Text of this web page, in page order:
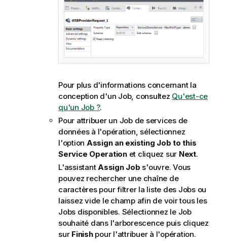
Pour plus d'informations concernant la
conception d'un Job, consultez Qu'est-ce
qu'un Job ?.
Pour attribuer un Job de services de
données à l'opération, sélectionnez
l'option Assign an existing Job to this
Service Operationet cliquez sur Next.
L'assistantAssign Job s'ouvre. Vous
pouvez rechercher une chaîne de
caractères pour filtrer la liste des Jobs ou
laissez vide le champ afin de voir tous les
Jobs disponibles. Sélectionnez le Job
souhaité dans l'arborescence puis cliquez
sur Finishpour l'attribuer à l'opération.